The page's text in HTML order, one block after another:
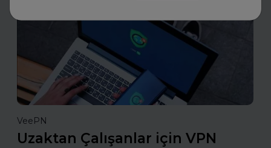
VeePN
Uzaktan Çalışanlar için VPN